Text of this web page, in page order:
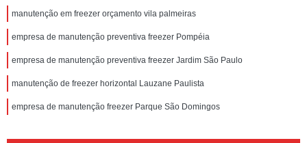
manutenção em freezer orçamento vila palmeiras
empresa de manutenção preventiva freezer Pompéia
empresa de manutenção preventiva freezer Jardim São Paulo
manutenção de freezer horizontal Lauzane Paulista
empresa de manutenção freezer Parque São Domingos